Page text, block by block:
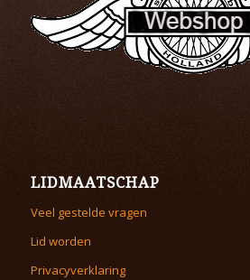
LIDMAATSCHAP
Veel gestelde vragen
Lid worden
Privacyverklaring